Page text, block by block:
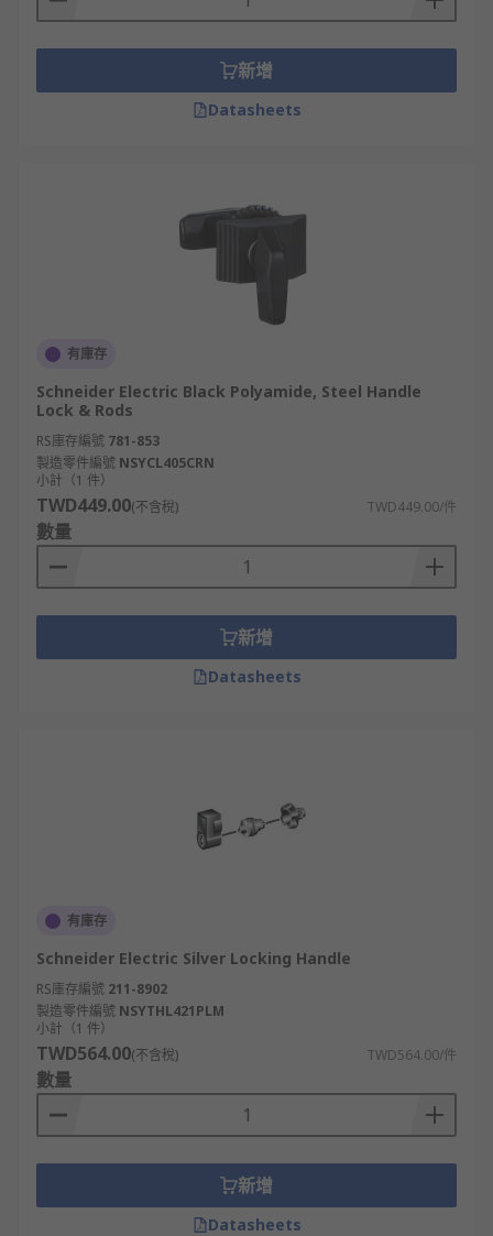
新增
Datasheets
有庫存
Schneider Electric Black Polyamide, Steel Handle
Lock & Rods
RS庫存編號 781-853
製造零件編號 NSYCL405CRN
小計（1 件）
TWD449.00(不含稅) TWD449.00/件
數量
新增
Datasheets
有庫存
Schneider Electric Silver Locking Handle
RS庫存編號 211-8902
製造零件編號 NSYTHL421PLM
小計（1 件）
TWD564.00(不含稅) TWD564.00/件
數量
新增
Datasheets